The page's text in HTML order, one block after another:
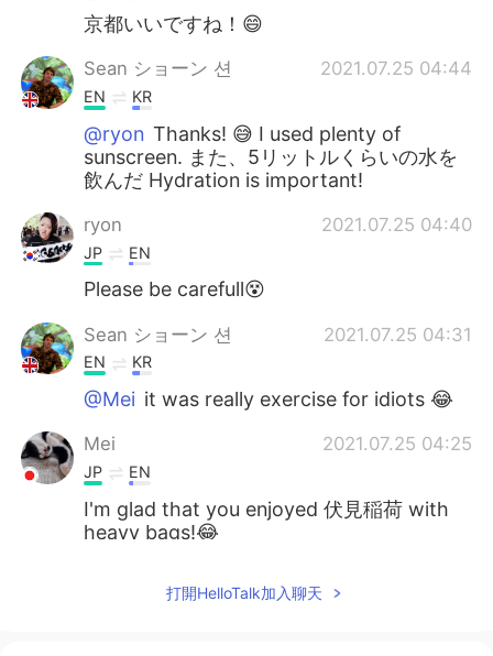
京都いいですね！😄
Sean ショーン 션 2021.07.25 04:44
EN KR
@ryon Thanks! 😅 I used plenty of
sunscreen. また、5リットルくらいの水を
飲んだ Hydration is important!
ryon 2021.07.25 04:40
JP EN
Please be carefull😵
Sean ショーン 션 2021.07.25 04:31
EN KR
@Mei it was really exercise for idiots 😂
Mei 2021.07.25 04:25
JP EN
I'm glad that you enjoyed 伏見稲荷 with
heavy bags!😂
打開HelloTalk加入聊天